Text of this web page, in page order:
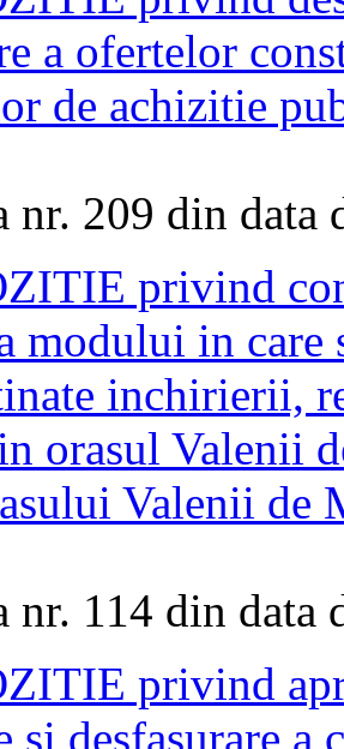
a ofertelor
de achizitie
nr. 209 din data
privind
modului in
inchirierii,
orasul Valenii
Valenii de
nr. 114 din data
privind
si desfasurare